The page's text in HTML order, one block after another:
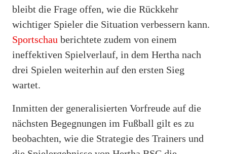
bleibt die Frage offen, wie die Rückkehr
wichtiger Spieler die Situation verbessern kann.
Sportschau berichtete zudem von einem
ineffektiven Spielverlauf, in dem Hertha nach
drei Spielen weiterhin auf den ersten Sieg
wartet.
Inmitten der generalisierten Vorfreude auf die
nächsten Begegnungen im Fußball gilt es zu
beobachten, wie die Strategie des Trainers und